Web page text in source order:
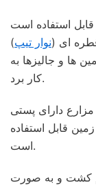
قطره ای (نوار تیپ)
ها و جالیزها به
کار برد.
مزارع دارای پستی
قابل استفاده
است.
کشت و به صورت